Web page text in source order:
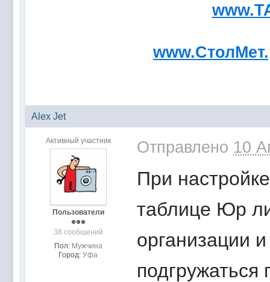
Аlex Jet
Активный участник
Пользователи
38 сообщений
Пол: Мужчина
Город: Уфа
Отправлено 10
При
таблице Юр
организации